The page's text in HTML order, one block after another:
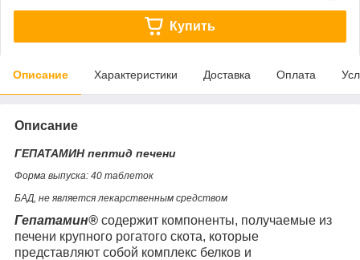
Купить
Описание Характеристики Доставка Оплата
Описание
ГЕПАТАМИН пептид печени
Форма выпуска: 40 таблеток
БАД, не является лекарственным средством
Гепатамин® содержит компоненты, получаемые из
печени крупного рогатого скота, которые
представляют собой комплекс белков и